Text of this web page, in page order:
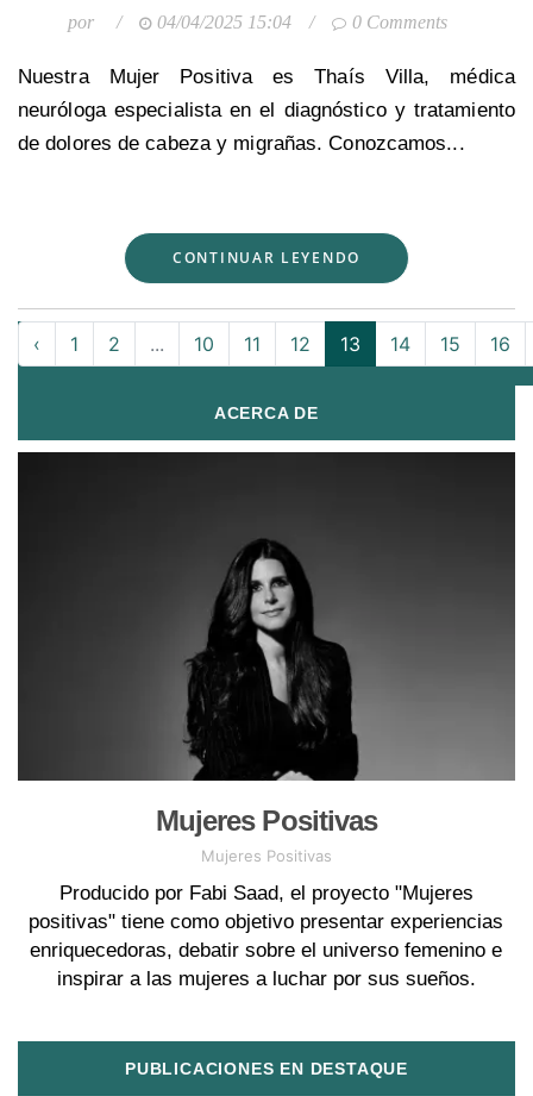
por / 04/04/2025 15:04 / 0 Comments
Nuestra Mujer Positiva es Thaís Villa, médica
neuróloga especialista en el diagnóstico y tratamiento
de dolores de cabeza y migrañas. Conozcamos...
CONTINUAR LEYENDO
‹ 1 2 ... 10 11 12 13 14 15 16
ACERCA DE
Mujeres Positivas
Mujeres Positivas
Producido por Fabi Saad, el proyecto "Mujeres
positivas" tiene como objetivo presentar experiencias
enriquecedoras, debatir sobre el universo femenino e
inspirar a las mujeres a luchar por sus sueños.
PUBLICACIONES EN DESTAQUE